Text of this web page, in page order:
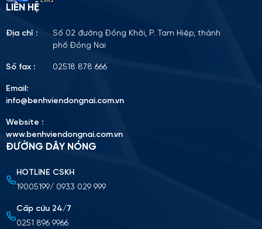
Tải lên CV (Định dạng PDF, tối đa 10MB)
LIÊN HỆ
Địa chỉ :
Số 02 đường Đồng Khởi, P. Tam Hiệp, thành
phố Đồng Nai
Số fax : 02518 878 666
Email:
info@benhviendongnai.com.vn
Website :
www.benhviendongnai.com.vn
ĐƯỜNG DÂY NÓNG
HOTLINE CSKH
19005199/ 0933 029 999
Cấp cứu 24/7
0251 896 9966